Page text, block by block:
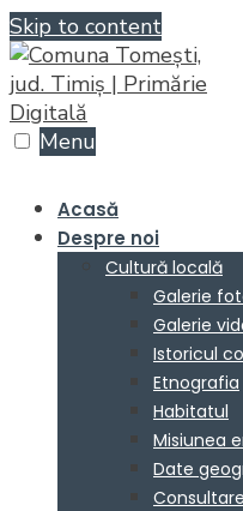
Skip to content
Menu
Acasă
Despre noi
Cultură locală
Galerie
Galerie
Istoricul
Etnografia
Habitatul
Misiunea
Date